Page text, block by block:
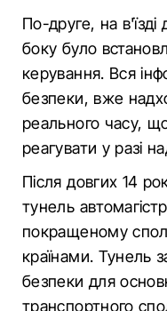
По-друге, на в'їзді
боку було
керування. Вся
безпеки, вже
реального часу,
реагувати у разі
Після довгих 14
тунель
покращеному
країнами. Тунель
безпеки для
транспортного